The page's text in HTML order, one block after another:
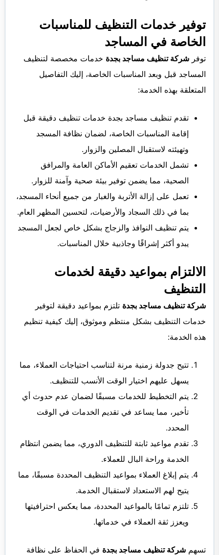
توفير خدمات التنظيف للمناسبات
الخاصة في المساجد
توفر شركة تنظيف مساجد بجدة خدمات مخصصة لتنظيف
المساجد قبل وبعد المناسبات الخاصة، إليك التفاصيل
المتعلقة بهذه الخدمة:
تقدم تنظيف مساجد بجدة خدمات تنظيف دقيقة قبل
إقامة المناسبات الخاصة، لضمان نظافة المسجد
وتهيئته لاستقبال المصلين والزوار.
تشمل الخدمات تعقيم الأماكن العامة والمرافق
الصحية، مما يضمن توفير بيئة صحية وآمنة للزوار.
تعمل على إزالة الأتربة والغبار من جميع أنحاء المسجد،
بما في ذلك السجاد والأرضيات، لتحسين المظهر العام.
يتم تنظيف النوافذ والزجاج بشكل خاص لجعل المسجد
يبدو أكثر إشراقًا وجاذبية خلال المناسبات.
الالتزام بمواعيد دقيقة لخدمات
التنظيف
شركة تنظيف مساجد بجدة تلتزم بمواعيد دقيقة لتوفير
خدمات التنظيف بشكل منتظم وموثوق، إليك كيفية تنظيم
هذه الخدمة:
تتيح جدولة زمنية مرنة لتناسب احتياجات العملاء، مما
يسهل عليهم اختيار الوقت الأنسب للتنظيف.
يتم التخطيط للخدمات مسبقًا لضمان عدم حدوث أي
تأخير، مما يساعد في تقديم الخدمات في الوقت
المحدد.
تقدم مواعيد ثابتة للتنظيف الدوري، مما يضمن انتظام
الخدمة وراحة البال للعملاء.
يتم إبلاغ العملاء بمواعيد التنظيف المحددة مسبقًا، مما
يتيح لهم الاستعداد لاستقبال الخدمة.
تلتزم تمامًا بالمواعيد المحددة، مما يعكس احترافيتها
ويعزز ثقة العملاء في خدماتها.
تسهم شركة تنظيف مساجد بجدة في الحفاظ على نظافة